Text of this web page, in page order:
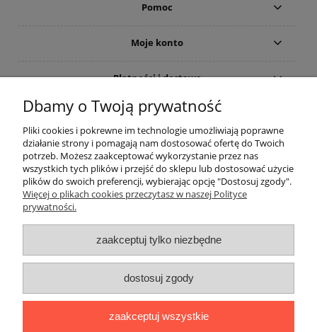
Pomoc
Moje konto
Płatności i dostawa
Informacje
O nas
Rekomendowane strony
Dbamy o Twoją prywatność
Pliki cookies i pokrewne im technologie umożliwiają poprawne
działanie strony i pomagają nam dostosować ofertę do Twoich
potrzeb. Możesz zaakceptować wykorzystanie przez nas
wszystkich tych plików i przejść do sklepu lub dostosować użycie
plików do swoich preferencji, wybierając opcję "Dostosuj zgody".
Więcej o plikach cookies przeczytasz w naszej Polityce
prywatności.
zaakceptuj tylko niezbędne
dostosuj zgody
zaakceptuj wszystkie